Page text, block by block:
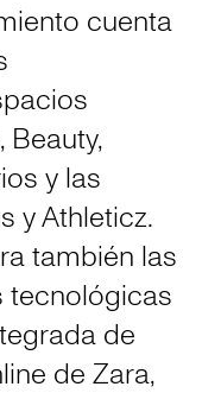
cuenta
Beauty,
y las
y Athleticz.
también las
tecnológicas
de
de Zara,